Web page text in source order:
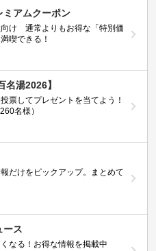
ミアムクーポン
向け 通常よりもお得な「特別価
喫できる！
名湯2026】
票してプレゼントを当てよう！
名様）
だけをピックアップ。まとめて
ース
なる！お得な情報を掲載中